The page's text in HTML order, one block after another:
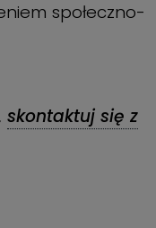
społeczno-
skontaktuj się z